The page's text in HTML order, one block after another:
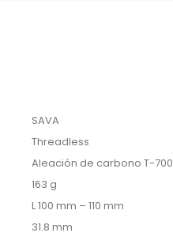
SAVA
Threadless
Aleación de carbono T-700
163 g
L 100 mm – 110 mm
31.8 mm